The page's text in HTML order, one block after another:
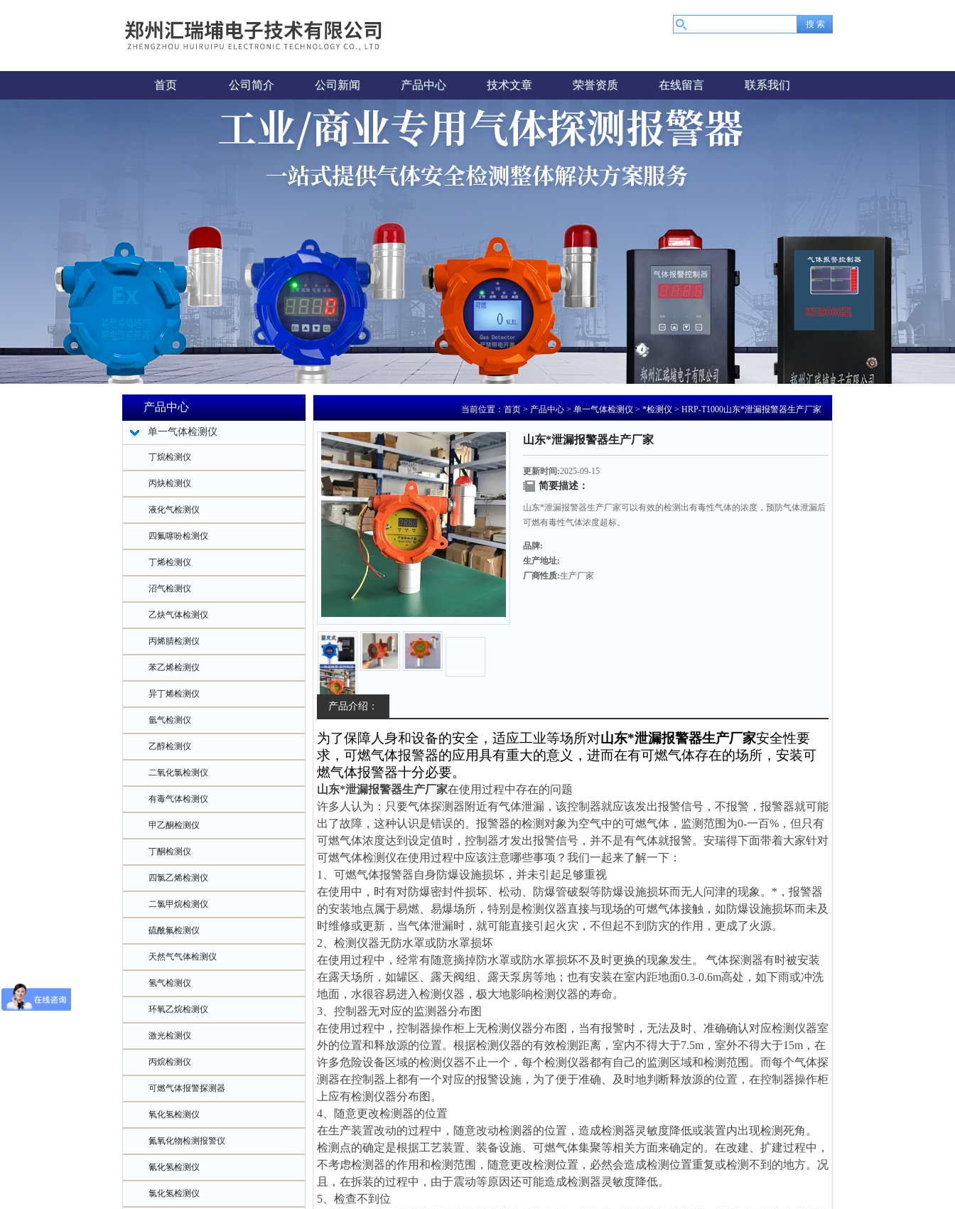
首页 公司简介 公司新闻 产品中心 技术文章 荣誉资质 在线留言 联系我们
产品中心
单一气体检测仪
丁烷检测仪
丙炔检测仪
液化气检测仪
四氟噻吩检测仪
丁烯检测仪
沼气检测仪
乙炔气体检测仪
丙烯腈检测仪
苯乙烯检测仪
异丁烯检测仪
氩气检测仪
乙醇检测仪
二氧化氯检测仪
有毒气体检测仪
甲乙酮检测仪
丁酮检测仪
四氯乙烯检测仪
二氯甲烷检测仪
硫酰氟检测仪
天然气气体检测仪
氢气检测仪
环氧乙烷检测仪
激光检测仪
丙烷检测仪
可燃气体报警探测器
氧化氢检测仪
氮氧化物检测报警仪
氰化氢检测仪
氯化氢检测仪
当前位置：首页>产品中心>单一气体检测仪>*检测仪> HRP-T1000山东*泄漏报警器生产厂家
山东*泄漏报警器生产厂家
更新时间:2025-09-15
简要描述：
山东*泄漏报警器生产厂家可以有效的检测出有毒性气体的浓度，预防气体泄漏后
可燃有毒性气体浓度超标。
品牌:
生产地址:
厂商性质:生产厂家
产品介绍：
为了保障人身和设备的安全，适应工业等场所对山东*泄漏报警器生产厂家安全性要
求，可燃气体报警器的应用具有重大的意义，进而在有可燃气体存在的场所，安装可
燃气体报警器十分必要。
山东*泄漏报警器生产厂家在使用过程中存在的问题
许多人认为：只要气体探测器附近有气体泄漏，该控制器就应该发出报警信号，不报警，报警器就可能
出了故障，这种认识是错误的。报警器的检测对象为空气中的可燃气体，监测范围为0-一百%，但只有
可燃气体浓度达到设定值时，控制器才发出报警信号，并不是有气体就报警。安瑞得下面带着大家针对
可燃气体检测仪在使用过程中应该注意哪些事项？我们一起来了解一下：
1、可燃气体报警器自身防爆设施损坏，并未引起足够重视
在使用中，时有对防爆密封件损坏、松动、防爆管破裂等防爆设施损坏而无人问津的现象。*，报警器
的安装地点属于易燃、易爆场所，特别是检测仪器直接与现场的可燃气体接触，如防爆设施损坏而未及
时维修或更新，当气体泄漏时，就可能直接引起火灾，不但起不到防灾的作用，更成了火源。
2、检测仪器无防水罩或防水罩损坏
在使用过程中，经常有随意摘掉防水罩或防水罩损坏不及时更换的现象发生。 气体探测器有时被安装
在露天场所，如罐区、露天阀组、露天泵房等地；也有安装在室内距地面0.3-0.6m高处，如下雨或冲洗
地面，水很容易进入检测仪器，极大地影响检测仪器的寿命。
3、控制器无对应的监测器分布图
在使用过程中，控制器操作柜上无检测仪器分布图，当有报警时，无法及时、准确确认对应检测仪器室
外的位置和释放源的位置。根据检测仪器的有效检测距离，室内不得大于7.5m，室外不得大于15m，在
许多危险设备区域的检测仪器不止一个，每个检测仪器都有自己的监测区域和检测范围。而每个气体探
测器在控制器上都有一个对应的报警设施，为了便于准确、及时地判断释放源的位置，在控制器操作柜
上应有检测仪器分布图。
4、随意更改检测器的位置
在生产装置改动的过程中，随意改动检测器的位置，造成检测器灵敏度降低或装置内出现检测死角。
检测点的确定是根据工艺装置、装备设施、可燃气体集聚等相关方面来确定的。在改建、扩建过程中，
不考虑检测器的作用和检测范围，随意更改检测位置，必然会造成检测位置重复或检测不到的地方。况
且，在拆装的过程中，由于震动等原因还可能造成检测器灵敏度降低。
5、检查不到位